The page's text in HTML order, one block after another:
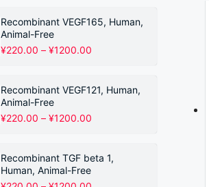
围：
¥220.00
Recombinant VEGF165, Human,
Animal-Free
¥220.00 – ¥1200.00
围：
¥220.00
Recombinant VEGF121, Human,
Animal-Free
¥220.00 – ¥1200.00
围：
¥220.00
Recombinant TGF beta 1,
Human, Animal-Free